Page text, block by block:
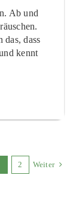
Ab und
das, dass
kennt
2 Weiter